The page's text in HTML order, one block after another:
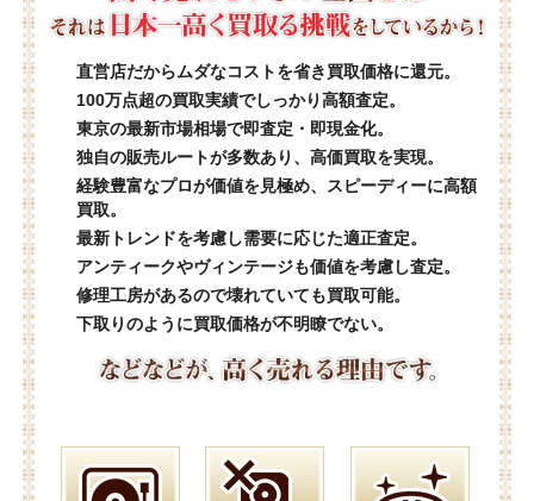
直営店だからムダなコストを省き買取価格に還元。
100万点超の買取実績でしっかり高額査定。
東京の最新市場相場で即査定・即現金化。
独自の販売ルートが多数あり、高価買取を実現。
経験豊富なプロが価値を見極め、スピーディーに高額
買取。
最新トレンドを考慮し需要に応じた適正査定。
アンティークやヴィンテージも価値を考慮し査定。
修理工房があるので壊れていても買取可能。
下取りのように買取価格が不明瞭でない。